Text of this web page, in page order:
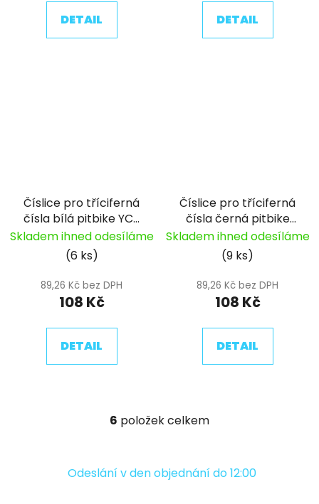
DETAIL DETAIL
Číslice pro tříciferná
čísla bílá pitbike YCF
(8)
Skladem ihned odesíláme
(6 ks)
89,26 Kč bez DPH
108 Kč
DETAIL
Číslice pro tříciferná
čísla černá pitbike
YCF 8
Skladem ihned odesíláme
(9 ks)
89,26 Kč bez DPH
108 Kč
DETAIL
O
á
6 položek celkem
Odeslání v den objednání do 12:00